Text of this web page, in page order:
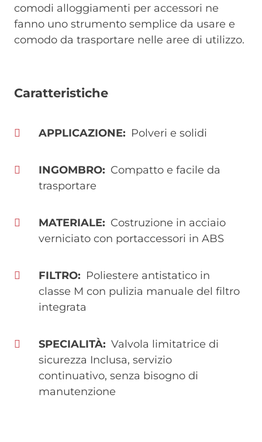
comodi alloggiamenti per accessori ne
fanno uno strumento semplice da usare e
comodo da trasportare nelle aree di utilizzo.
Caratteristiche
APPLICAZIONE Polveri e solidi
INGOMBRO
Compatto e facile da
trasportare
MATERIALE
Costruzione in acciaio
verniciato con portaccessori in ABS
FILTRO
Poliestere antistatico in
classe M con pulizia manuale del filtro
integrata
SPECIALITÀ
Valvola limitatrice di
sicurezza Inclusa, servizio
continuativo, senza bisogno di
manutenzione